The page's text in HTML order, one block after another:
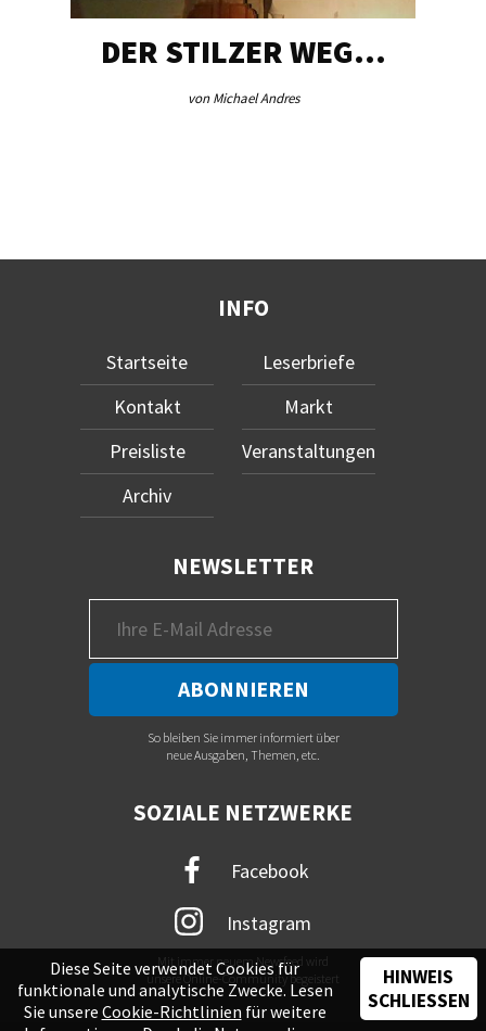
DER STILZER WEG…
von Michael Andres
INFO
Startseite
Kontakt
Preisliste
Archiv
Leserbriefe
Markt
Veranstaltungen
NEWSLETTER
So bleiben Sie immer informiert über
neue Ausgaben, Themen, etc.
SOZIALE NETZWERKE
Facebook
Instagram
Mit immer neuem Newsfeed wird
unsere Online-Community begeistert
Diese Seite verwendet Cookies für
funktionale und analytische Zwecke. Lesen
Sie unsere Cookie-Richtlinien für weitere
HINWEIS
SCHLIESSEN